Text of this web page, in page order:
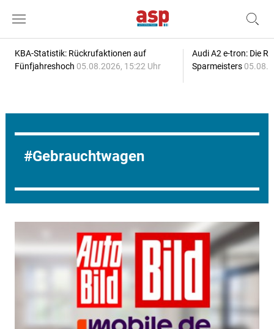
KBA-Statistik: Rückrufaktionen auf
Fünfjahreshoch 05.08.2026, 15:22 Uhr
Audi A2 e-tron: Die
Sparmeisters
Gebrauchtwagen